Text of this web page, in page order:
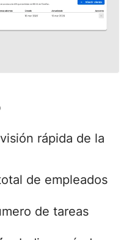
rápida de la
de empleados
de tareas